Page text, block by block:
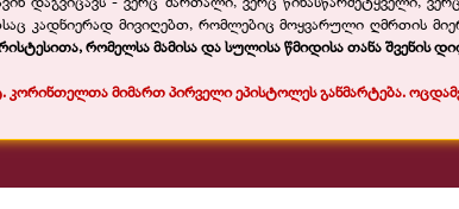
კადნიერად მივიღებთ, რომლებიც მოყვარული ღმრთის
რომელსა მამისა და სულისა წმიდისა თანა შვენის
კორინთელთა მიმართ პირველი ეპისტოლეს განმარტება.